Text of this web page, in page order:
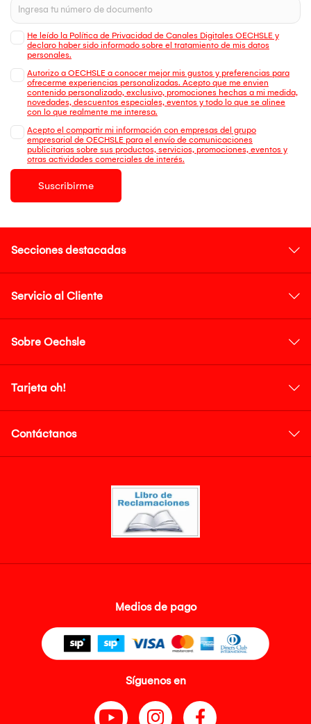
He leído la Política de Privacidad de Canales Digitales OECHSLE y
declaro haber sido informado sobre el tratamiento de mis datos
personales.
Autorizo a OECHSLE a conocer mejor mis gustos y preferencias para
ofrecerme experiencias personalizadas. Acepto que me envien
contenido personalizado, exclusivo, promociones hechas a mi medida,
novedades, descuentos especiales, eventos y todo lo que se alinee
con lo que realmente me interesa.
Acepto el compartir mi información con empresas del grupo
empresarial de OECHSLE para el envío de comunicaciones
publicitarias sobre sus productos, servicios, promociones, eventos y
otras actividades comerciales de interés.
Suscribirme
Secciones destacadas
Servicio al Cliente
Sobre Oechsle
Tarjeta oh!
Contáctanos
Medios de pago
Síguenos en